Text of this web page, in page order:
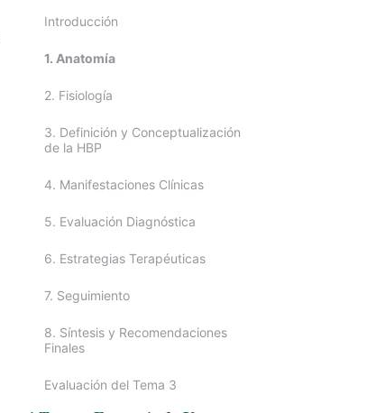
Introducción
1. Anatomía
2. Fisiología
3. Definición y Conceptualización
de la HBP
4. Manifestaciones Clínicas
5. Evaluación Diagnóstica
6. Estrategias Terapéuticas
7. Seguimiento
8. Síntesis y Recomendaciones
Finales
Evaluación del Tema 3